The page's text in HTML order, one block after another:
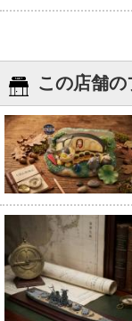
この店舗の